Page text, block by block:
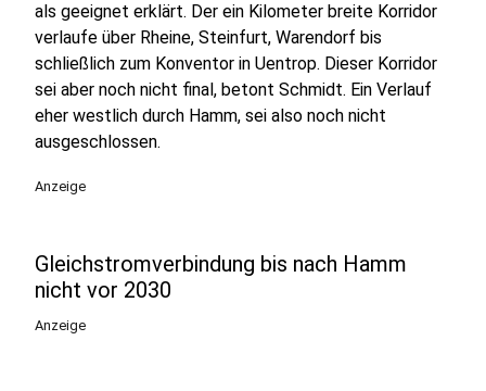
als geeignet erklärt. Der ein Kilometer breite Korridor
verlaufe über Rheine, Steinfurt, Warendorf bis
schließlich zum Konventor in Uentrop. Dieser Korridor
sei aber noch nicht final, betont Schmidt. Ein Verlauf
eher westlich durch Hamm, sei also noch nicht
ausgeschlossen.
Anzeige
Gleichstromverbindung bis nach Hamm
nicht vor 2030
Anzeige